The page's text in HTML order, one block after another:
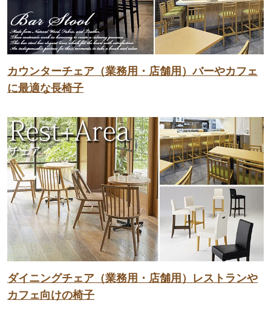
カウンターチェア（業務用・店舗用）バーやカフェ
に最適な長椅子
ダイニングチェア（業務用・店舗用）レストランや
カフェ向けの椅子